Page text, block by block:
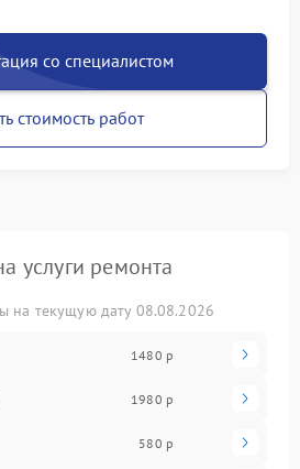
со специалистом
стоимость работ
услуги ремонта
на текущую дату 08.08.2026
1480 р
1980 р
580 р